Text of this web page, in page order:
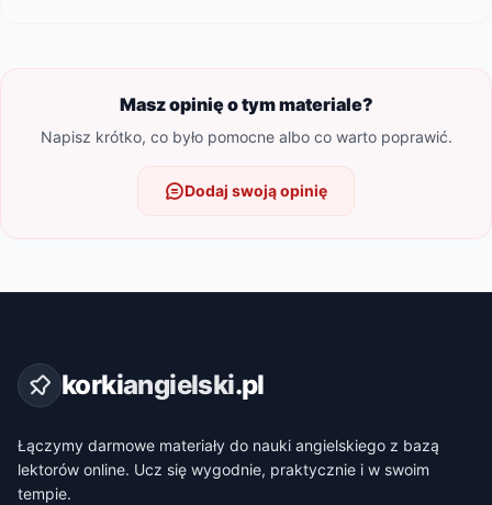
Masz opinię o tym materiale?
Napisz krótko, co było pomocne albo co warto poprawić.
Dodaj swoją opinię
korkiangielski.pl
Łączymy darmowe materiały do nauki angielskiego z bazą
lektorów online. Ucz się wygodnie, praktycznie i w swoim
tempie.